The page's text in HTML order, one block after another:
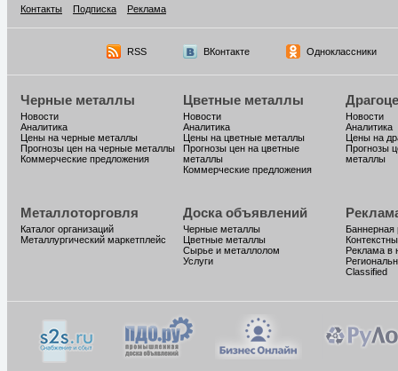
Контакты
Подписка Реклама
RSS ВКонтакте Одноклассники
Черные металлы
Новости
Аналитика
Цены на черные металлы
Прогнозы цен на черные металлы
Коммерческие предложения
Цветные металлы
Новости
Аналитика
Цены на цветные металлы
Прогнозы цен на цветные
металлы
Коммерческие предложения
Новости
Аналитика
Цены на
Прогнозы
металлы
Металлоторговля
Каталог организаций
Металлургический маркетплейс
Доска объявлений
Черные металлы
Цветные металлы
Сырье и металлолом
Услуги
Баннерная
Реклама в
Classified